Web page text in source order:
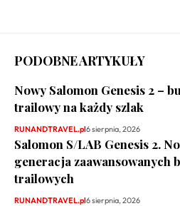
PODOBNE ARTYKUŁY
Nowy Salomon Genesis 2 –
trailowy na każdy szlak
RUNANDTRAVEL.pl6 sierpnia, 2026
Salomon S/LAB Genesis 2.
generacja zaawansowanych
trailowych
RUNANDTRAVEL.pl6 sierpnia, 2026